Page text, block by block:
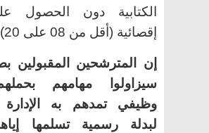
الكتابية دون الحصول
إقصائية (أقل من 08 على 20)
إن المترشحين المقبولين
سيزاولوا مهامهم
وظيفي تمدهم به الإدارة
لبدلة رسمية تسلمها